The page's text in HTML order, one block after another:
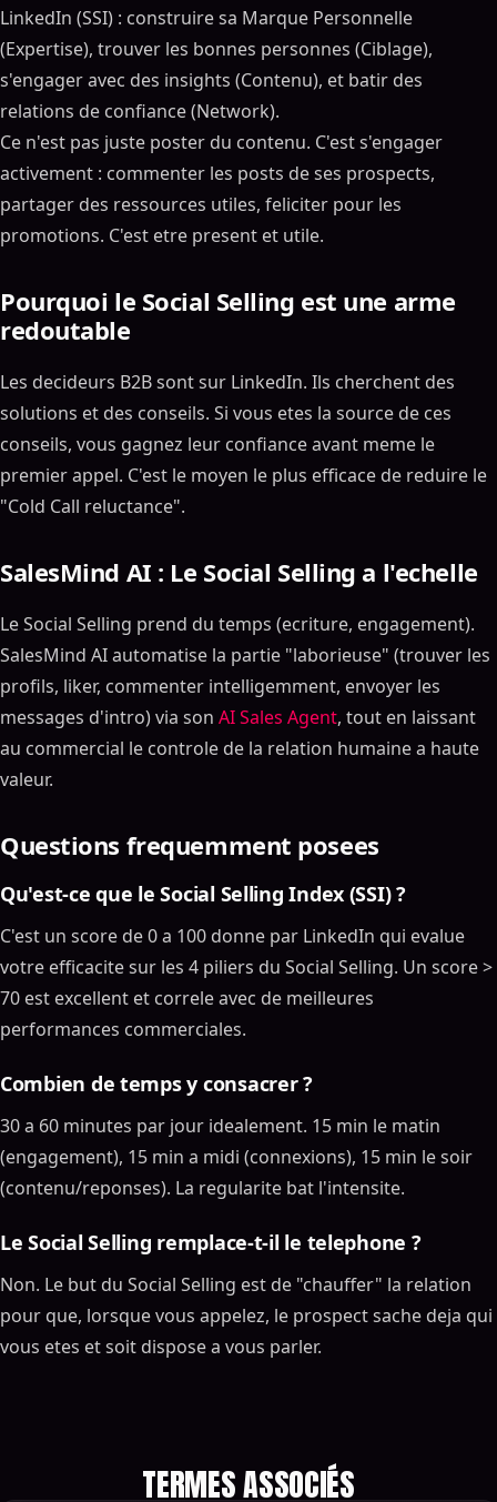
LinkedIn (SSI) : construire sa Marque Personnelle
(Expertise), trouver les bonnes personnes (Ciblage),
s'engager avec des insights (Contenu), et batir des
relations de confiance (Network).
Ce n'est pas juste poster du contenu. C'est s'engager
activement : commenter les posts de ses prospects,
partager des ressources utiles, feliciter pour les
promotions. C'est etre present et utile.
Pourquoi le Social Selling est une arme
redoutable
Les decideurs B2B sont sur LinkedIn. Ils cherchent des
solutions et des conseils. Si vous etes la source de ces
conseils, vous gagnez leur confiance avant meme le
premier appel. C'est le moyen le plus efficace de reduire le
"Cold Call reluctance".
SalesMind AI : Le Social Selling a l'echelle
Le Social Selling prend du temps (ecriture, engagement).
SalesMind AI automatise la partie "laborieuse" (trouver les
profils, liker, commenter intelligemment, envoyer les
messages d'intro) via son AI Sales Agent, tout en laissant
au commercial le controle de la relation humaine a haute
valeur.
Questions frequemment posees
Qu'est-ce que le Social Selling Index (SSI) ?
C'est un score de 0 a 100 donne par LinkedIn qui evalue
votre efficacite sur les 4 piliers du Social Selling. Un score >
70 est excellent et correle avec de meilleures
performances commerciales.
Combien de temps y consacrer ?
30 a 60 minutes par jour idealement. 15 min le matin
(engagement), 15 min a midi (connexions), 15 min le soir
(contenu/reponses). La regularite bat l'intensite.
Le Social Selling remplace-t-il le telephone ?
Non. Le but du Social Selling est de "chauffer" la relation
pour que, lorsque vous appelez, le prospect sache deja qui
vous etes et soit dispose a vous parler.
TERMES ASSOCIÉS